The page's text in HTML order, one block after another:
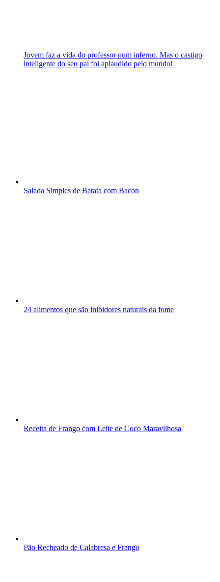
Jovem faz a vida do professor num inferno. Mas o castigo
inteligente do seu pai foi aplaudido pelo mundo!
Salada Simples de Batata com Bacon
24 alimentos que são inibidores naturais da fome
Receita de Frango com Leite de Coco Maravilhosa
Pão Recheado de Calabresa e Frango